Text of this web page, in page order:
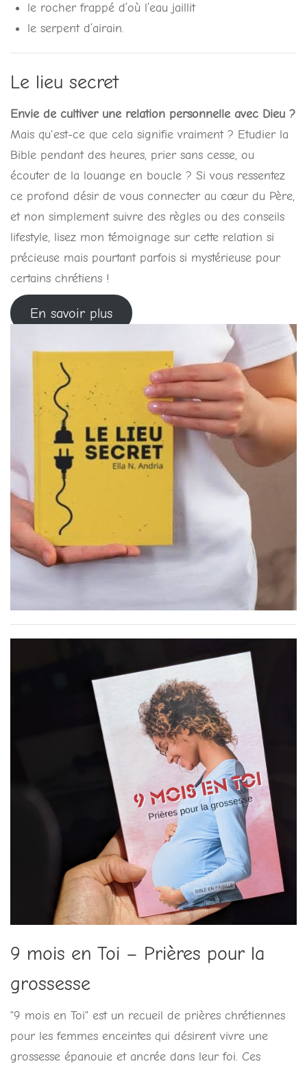
le rocher frappé d’où l’eau jaillit
le serpent d’airain.
Le lieu secret
Envie de cultiver une relation personnelle avec Dieu ?
Mais qu'est-ce que cela signifie vraiment ? Etudier la
Bible pendant des heures, prier sans cesse, ou
écouter de la louange en boucle ? Si vous ressentez
ce profond désir de vous connecter au cœur du Père,
et non simplement suivre des règles ou des conseils
lifestyle, lisez mon témoignage sur cette relation si
précieuse mais pourtant parfois si mystérieuse pour
certains chrétiens !
En savoir plus
9 mois en Toi – Prières pour la
grossesse
"9 mois en Toi" est un recueil de prières chrétiennes
pour les femmes enceintes qui désirent vivre une
grossesse épanouie et ancrée dans leur foi. Ces